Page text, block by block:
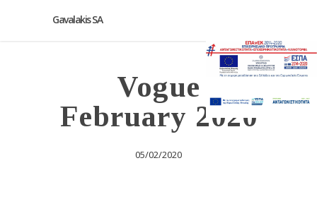
Gavalakis SA
Vogue
February 2020
05/02/2020